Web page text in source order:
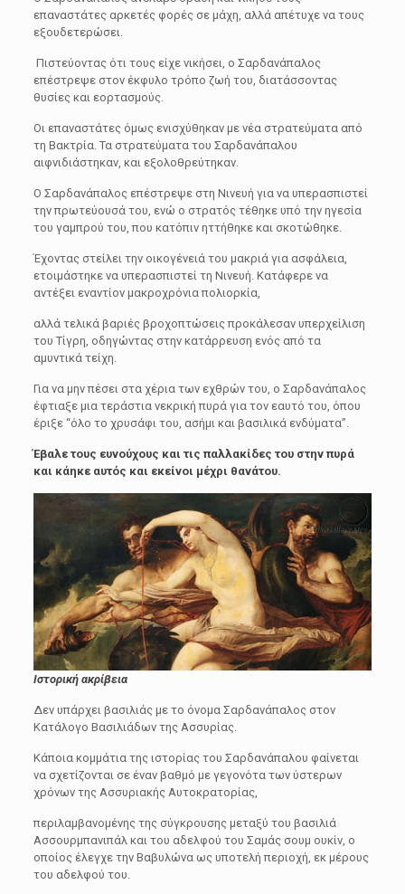
επαναστάτες αρκετές φορές σε μάχη, αλλά απέτυχε να τους
εξουδετερώσει.
Πιστεύοντας ότι τους είχε νικήσει, ο Σαρδανάπαλος
επέστρεψε στον έκφυλο τρόπο ζωή του, διατάσσοντας
θυσίες και εορτασμούς.
Οι επαναστάτες όμως ενισχύθηκαν με νέα στρατεύματα από
τη Βακτρία. Τα στρατεύματα του Σαρδανάπαλου
αιφνιδιάστηκαν, και εξολοθρεύτηκαν.
Ο Σαρδανάπαλος επέστρεψε στη Νινευή για να υπερασπιστεί
την πρωτεύουσά του, ενώ ο στρατός τέθηκε υπό την ηγεσία
του γαμπρού του, που κατόπιν ηττήθηκε και σκοτώθηκε.
Έχοντας στείλει την οικογένειά του μακριά για ασφάλεια,
ετοιμάστηκε να υπερασπιστεί τη Νινευή. Κατάφερε να
αντέξει εναντίον μακροχρόνια πολιορκία,
αλλά τελικά βαριές βροχοπτώσεις προκάλεσαν υπερχείλιση
του Τίγρη, οδηγώντας στην κατάρρευση ενός από τα
αμυντικά τείχη.
Για να μην πέσει στα χέρια των εχθρών του, ο Σαρδανάπαλος
έφτιαξε μια τεράστια νεκρική πυρά για τον εαυτό του, όπου
έριξε “όλο το χρυσάφι του, ασήμι και βασιλικά ενδύματα”.
Έβαλε τους ευνούχους και τις παλλακίδες του στην πυρά
και κάηκε αυτός και εκείνοι μέχρι θανάτου.
Ιστορική ακρίβεια
Δεν υπάρχει βασιλιάς με το όνομα Σαρδανάπαλος στον
Κατάλογο Βασιλιάδων της Ασσυρίας.
Κάποια κομμάτια της ιστορίας του Σαρδανάπαλου φαίνεται
να σχετίζονται σε έναν βαθμό με γεγονότα των ύστερων
χρόνων της Ασσυριακής Αυτοκρατορίας,
περιλαμβανομένης της σύγκρουσης μεταξύ του βασιλιά
Ασσουρμπανιπάλ και του αδελφού του Σαμάς σουμ ουκίν, ο
οποίος έλεγχε την Βαβυλώνα ως υποτελή περιοχή, εκ μέρους
του αδελφού του.